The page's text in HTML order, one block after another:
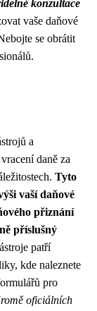
konzultace
vaše daňové
se obrátit
a
daně za
Tyto
vaší daňové
přiznání
příslušný
patří
kde naleznete
pro
oficiálních